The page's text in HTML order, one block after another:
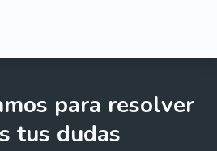
para resolver
tus dudas